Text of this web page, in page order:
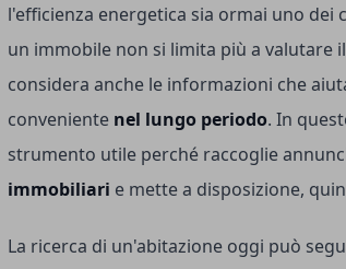
l'efficienza energetica sia ormai uno
un immobile non si limita più a valutare
considera anche le informazioni che
conveniente nel lungo periodo. In
strumento utile perché raccoglie
immobiliari e mette a disposizione,
La ricerca di un'abitazione oggi può